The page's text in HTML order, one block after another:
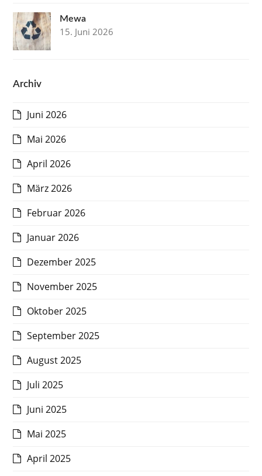
Mewa
15. Juni 2026
Archiv
Juni 2026
Mai 2026
April 2026
März 2026
Februar 2026
Januar 2026
Dezember 2025
November 2025
Oktober 2025
September 2025
August 2025
Juli 2025
Juni 2025
Mai 2025
April 2025